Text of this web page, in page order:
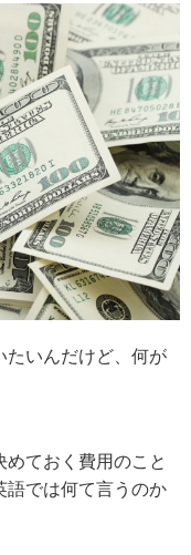
たいんだけど、何が
ておく費用のこと
語では何て言うのか